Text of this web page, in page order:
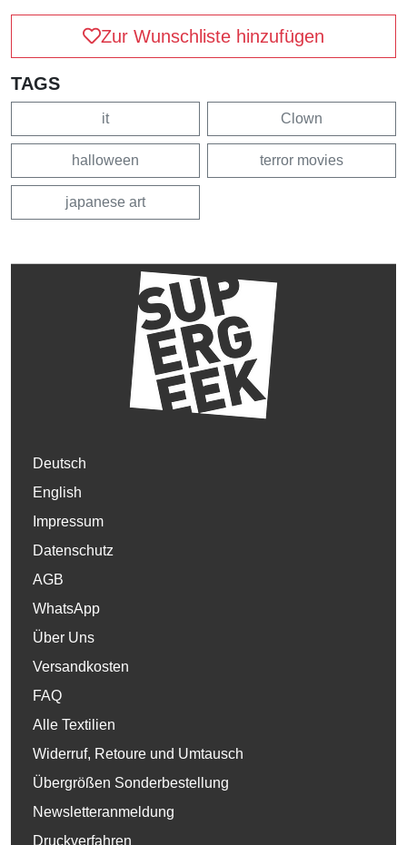
Zur Wunschliste hinzufügen
TAGS
it Clown
halloween terror movies
japanese art
Deutsch
English
Impressum
Datenschutz
AGB
WhatsApp
Über Uns
Versandkosten
FAQ
Alle Textilien
Widerruf, Retoure und Umtausch
Übergrößen Sonderbestellung
Newsletteranmeldung
Druckverfahren